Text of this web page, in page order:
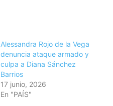
Alessandra Rojo de la Vega
denuncia ataque armado y
culpa a Diana Sánchez
Barrios
17 junio, 2026
En "PAÍS"